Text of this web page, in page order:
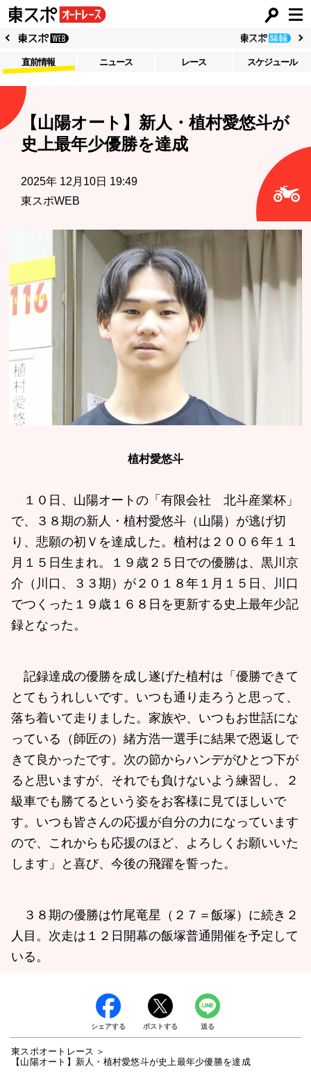
直前情報 ニュース レース スケジュール
【山陽オート】新人・植村愛悠斗が
史上最年少優勝を達成
2025年 12月10日 19:49
東スポWEB
植村愛悠斗
１０日、山陽オートの「有限会社 北斗産業杯」
で、３８期の新人・植村愛悠斗（山陽）が逃げ切
り、悲願の初Ｖを達成した。植村は２００６年１１
月１５日生まれ。１９歳２５日での優勝は、黒川京
介（川口、３３期）が２０１８年１月１５日、川口
でつくった１９歳１６８日を更新する史上最年少記
録となった。
記録達成の優勝を成し遂げた植村は「優勝できて
とてもうれしいです。いつも通り走ろうと思って、
落ち着いて走りました。家族や、いつもお世話にな
っている（師匠の）緒方浩一選手に結果で恩返しで
きて良かったです。次の節からハンデがひとつ下が
ると思いますが、それでも負けないよう練習し、２
級車でも勝てるという姿をお客様に見てほしいで
す。いつも皆さんの応援が自分の力になっています
ので、これからも応援のほど、よろしくお願いいた
します」と喜び、今後の飛躍を誓った。
３８期の優勝は竹尾竜星（２７＝飯塚）に続き２
人目。次走は１２日開幕の飯塚普通開催を予定して
いる。
シェアする ポストする 送る
東スポオートレース
【山陽オート】新人・植村愛悠斗が史上最年少優勝を達成